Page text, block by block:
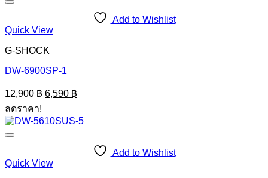
Add to Wishlist
Quick View
G-SHOCK
DW-6900SP-1
12,900฿ Original
price
12,900 ฿.
6,590 ฿
price
6,590 ฿.
ลดราคา!
Add to Wishlist
Quick View